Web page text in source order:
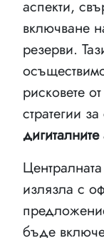
аспекти,
включване
резерви.
рисковете
стратегии
дигиталните
излязла с
бъде